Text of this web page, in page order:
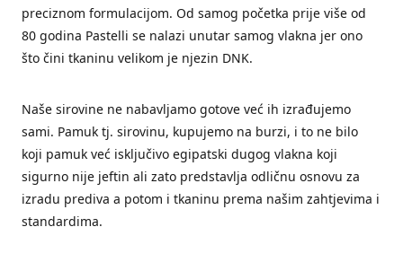
preciznom formulacijom. Od samog početka prije više od
80 godina Pastelli se nalazi unutar samog vlakna jer ono
što čini tkaninu velikom je njezin DNK.
Naše sirovine ne nabavljamo gotove već ih izrađujemo
sami. Pamuk tj. sirovinu, kupujemo na burzi, i to ne bilo
koji pamuk već isključivo egipatski dugog vlakna koji
sigurno nije jeftin ali zato predstavlja odličnu osnovu za
izradu prediva a potom i tkaninu prema našim zahtjevima i
standardima.